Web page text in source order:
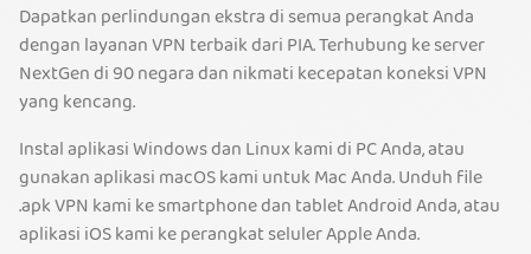
Dapatkan perlindungan ekstra di semua perangkat Anda
dengan layanan VPN terbaik dari PIA. Terhubung ke server
NextGen di 90 negara dan nikmati kecepatan koneksi VPN
yang kencang.
Instal aplikasi Windows dan Linux kami di PC Anda, atau
gunakan aplikasi macOS kami untuk Mac Anda. Unduh file
.apk VPN kami ke smartphone dan tablet Android Anda, atau
aplikasi iOS kami ke perangkat seluler Apple Anda.